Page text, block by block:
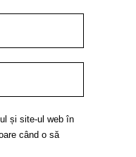
și site-ul web în
când o să